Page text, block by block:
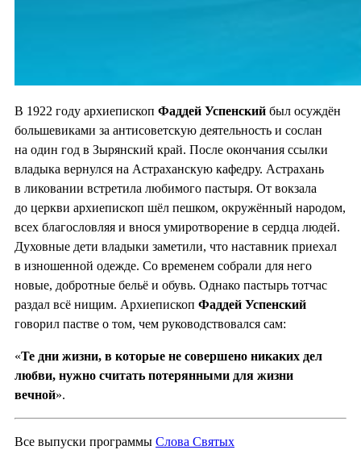
В 1922 году архиепископ Фаддей Успенский был осуждён
большевиками за антисоветскую деятельность и сослан
на один год в Зырянский край. После окончания ссылки
владыка вернулся на Астраханскую кафедру. Астрахань
в ликовании встретила любимого пастыря. От вокзала
до церкви архиепископ шёл пешком, окружённый народом,
всех благословляя и внося умиротворение в сердца людей.
Духовные дети владыки заметили, что наставник приехал
в изношенной одежде. Со временем собрали для него
новые, добротные бельё и обувь. Однако пастырь тотчас
раздал всё нищим. Архиепископ Фаддей Успенский
говорил пастве о том, чем руководствовался сам:
«Те дни жизни, в которые не совершено никаких дел
любви, нужно считать потерянными для жизни
вечной».
Все выпуски программы Слова Святых